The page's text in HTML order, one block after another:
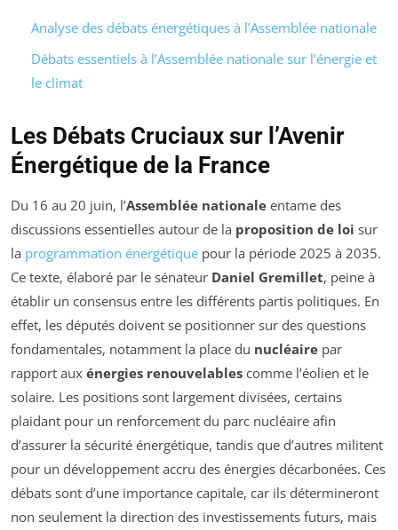
Analyse des débats énergétiques à l’Assemblée nationale
Débats essentiels à l’Assemblée nationale sur l’énergie et
le climat
Les Débats Cruciaux sur l’Avenir
Énergétique de la France
Du 16 au 20 juin, l’Assemblée nationale entame des
discussions essentielles autour de la proposition de loi sur
la programmation énergétique pour la période 2025 à 2035.
Ce texte, élaboré par le sénateur Daniel Gremillet, peine à
établir un consensus entre les différents partis politiques. En
effet, les députés doivent se positionner sur des questions
fondamentales, notamment la place du nucléaire par
rapport aux énergies renouvelables comme l’éolien et le
solaire. Les positions sont largement divisées, certains
plaidant pour un renforcement du parc nucléaire afin
d’assurer la sécurité énergétique, tandis que d’autres militent
pour un développement accru des énergies décarbonées. Ces
débats sont d’une importance capitale, car ils détermineront
non seulement la direction des investissements futurs, mais